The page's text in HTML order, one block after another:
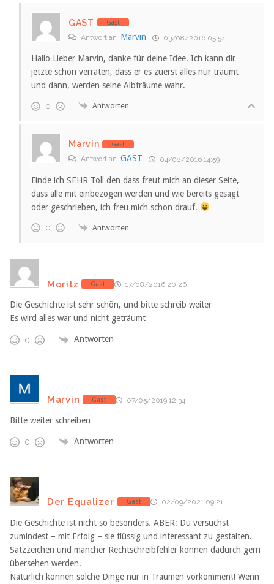
GAST Gast
Antwort an Marvin 03/08/2016 05:54
Hallo Lieber Marvin, danke für deine Idee. Ich kann dir
jetzte schon verraten, dass er es zuerst alles nur träumt
und dann, werden seine Albträume wahr.
0 Antworten
Marvin Gast
Antwort an GAST 04/08/2016 14:59
Finde ich SEHR Toll den dass freut mich an dieser Seite,
dass alle mit einbezogen werden und wie bereits gesagt
oder geschrieben, ich freu mich schon drauf.
0 Antworten
Moritz Gast 17/08/2016 20:26
Die Geschichte ist sehr schön, und bitte schreib weiter
Es wird alles war und nicht geträumt
0 Antworten
Marvin Gast 07/05/2019 12:34
Bitte weiter schreiben
0 Antworten
Der Equalizer Gast 02/09/2021 09:21
Die Geschichte ist nicht so besonders. ABER: Du versuchst
zumindest – mit Erfolg – sie flüssig und interessant zu gestalten.
Satzzeichen und mancher Rechtschreibfehler können dadurch gern
übersehen werden.
Natürlich können solche Dinge nur in Träumen vorkommen!! Wenn